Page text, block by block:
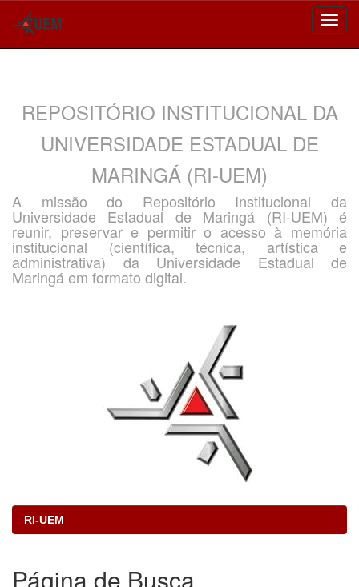
REPOSITÓRIO INSTITUCIONAL DA
UNIVERSIDADE ESTADUAL DE
MARINGÁ (RI-UEM)
A missão do Repositório Institucional da
Universidade Estadual de Maringá (RI-UEM) é
reunir, preservar e permitir o acesso à memória
institucional (científica, técnica, artística e
administrativa) da Universidade Estadual de
Maringá em formato digital.
RI-UEM
Página de Busca